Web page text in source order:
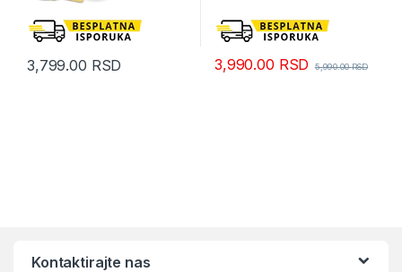
3,799.00 RSD 3,990.00 RSD 5,990.00RSD
Kontaktirajte nas